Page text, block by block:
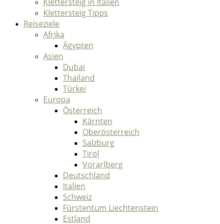
Klettersteig Tipps
Reiseziele
Afrika
Ägypten
Asien
Dubai
Thailand
Türkei
Europa
Österreich
Kärnten
Oberösterreich
Salzburg
Tirol
Vorarlberg
Deutschland
Italien
Schweiz
Fürstentum Liechtenstein
Estland